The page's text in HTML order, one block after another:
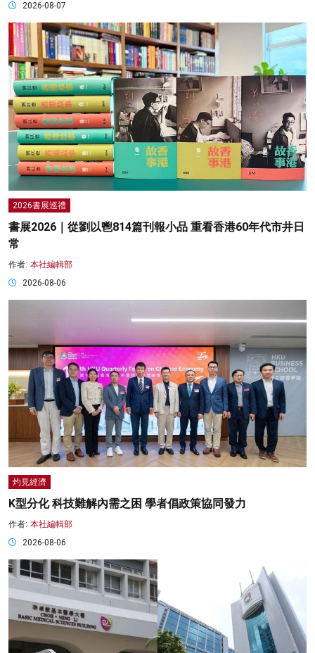
2026-08-07
2026書展巡禮
書展2026｜從劉以鬯814篇刊報小品 重看香港60年代市井日
常
作者: 本社編輯部
2026-08-06
灼見經濟
K型分化 科技難解內需之困 學者倡政策協同發力
作者: 本社編輯部
2026-08-06